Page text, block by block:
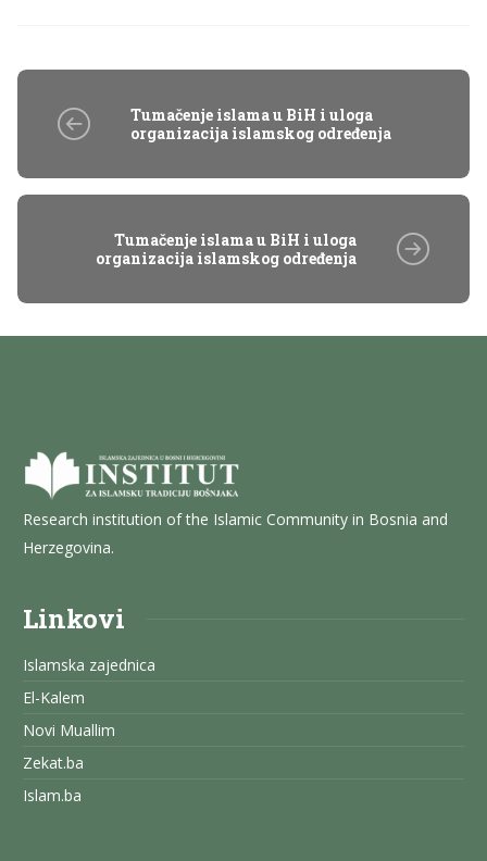
Tumačenje islama u BiH i uloga
organizacija islamskog određenja
Tumačenje islama u BiH i uloga
organizacija islamskog određenja
Research institution of the Islamic Community in Bosnia and
Herzegovina.
Linkovi
Islamska zajednica
El-Kalem
Novi Muallim
Zekat.ba
Islam.ba